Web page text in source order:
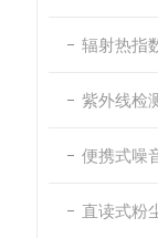
辐射热指
紫外线检
便携式噪
直读式粉